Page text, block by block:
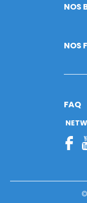
NOS
NOS
FAQ